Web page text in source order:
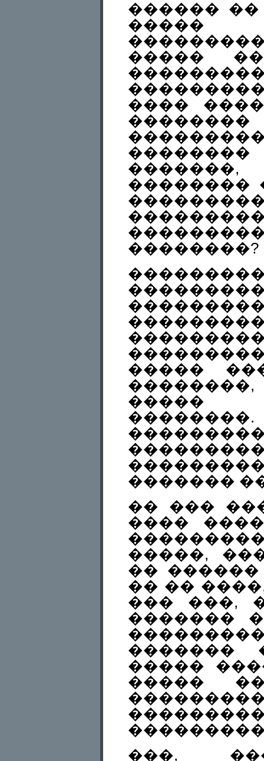
������
�����
�����
����
��������
��������?
�����
�����
�������
�� ���
����
�����,
��
�� ��
��� ���,
�������
�������
�����
�����
���,